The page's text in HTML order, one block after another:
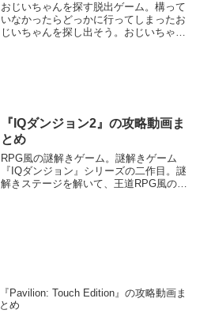
おじいちゃんを探す脱出ゲーム。構って
いなかったらどっかに行ってしまったお
じいちゃんを探し出そう。おじいちゃん
『IQダンジョン2』の攻略動画ま
とめ
RPG風の謎解きゲーム。謎解きゲーム
『IQダンジョン』シリーズの二作目。謎
解きステージを解いて、王道RPG風のス
『Pavilion: Touch Edition』の攻略動画ま
とめ